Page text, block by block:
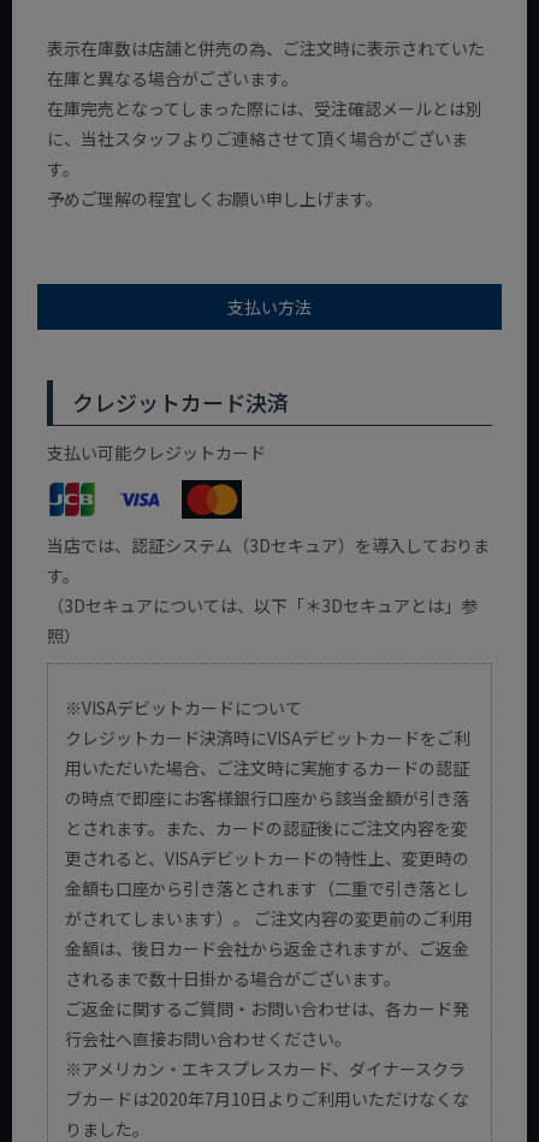
表示在庫数は店舗と併売の為、ご注文時に表示されていた
在庫と異なる場合がございます。
在庫完売となってしまった際には、受注確認メールとは別
に、当社スタッフよりご連絡させて頂く場合がございま
す。
予めご理解の程宜しくお願い申し上げます。
支払い方法
クレジットカード決済
支払い可能クレジットカード
当店では、認証システム（3Dセキュア）を導入しておりま
す。
（3Dセキュアについては、以下「＊3Dセキュアとは」参
照）
※VISAデビットカードについて
クレジットカード決済時にVISAデビットカードをご利
用いただいた場合、ご注文時に実施するカードの認証
の時点で即座にお客様銀行口座から該当金額が引き落
とされます。また、カードの認証後にご注文内容を変
更されると、VISAデビットカードの特性上、変更時の
金額も口座から引き落とされます（二重で引き落とし
がされてしまいます）。 ご注文内容の変更前のご利用
金額は、後日カード会社から返金されますが、ご返金
されるまで数十日掛かる場合がございます。
ご返金に関するご質問・お問い合わせは、各カード発
行会社へ直接お問い合わせください。
※アメリカン・エキスプレスカード、ダイナースクラ
ブカードは2020年7月10日よりご利用いただけなくな
りました。